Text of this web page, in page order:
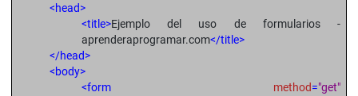
<head>
<title>Ejemplo del uso de formularios -
aprenderaprogramar.com</title>
</head>
<body>
<form method="get"